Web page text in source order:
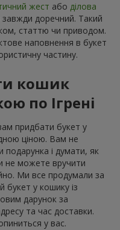
жест або ділова
доречний. Такий
статтю чи приводом.
наповнення в букет
частину.
кошик
по Ігрені
придбати букет у
ціною. Вам не
подарунка і думати, як
не можете вручити
Ми все продумали за
букет у кошику із
дарунок за
та час доставки.
у вас.